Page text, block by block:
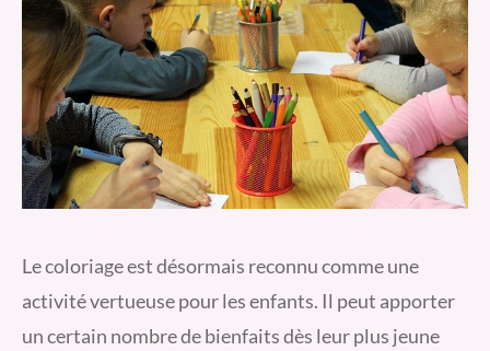
Le coloriage est désormais reconnu comme une
activité vertueuse pour les enfants. Il peut apporter
un certain nombre de bienfaits dès leur plus jeune